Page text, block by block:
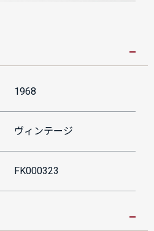
1968
ヴィンテージ
FK000323